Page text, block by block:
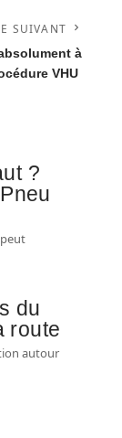
SUIVANT
à
VHU
?
du
route
autour